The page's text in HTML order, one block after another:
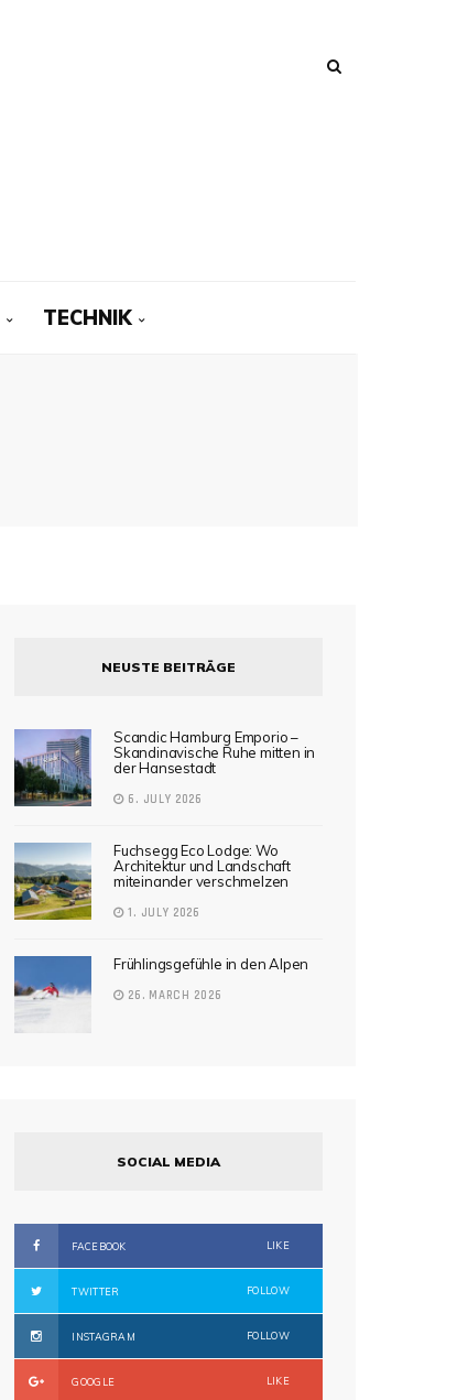
TECHNIK
NEUSTE BEITRÄGE
Scandic Hamburg Emporio –
Skandinavische Ruhe mitten in
der Hansestadt
6. JULY 2026
Fuchsegg Eco Lodge: Wo
Architektur und Landschaft
miteinander verschmelzen
1. JULY 2026
Frühlingsgefühle in den Alpen
26. MARCH 2026
SOCIAL MEDIA
FACEBOOK LIKE
TWITTER FOLLOW
INSTAGRAM FOLLOW
GOOGLE LIKE